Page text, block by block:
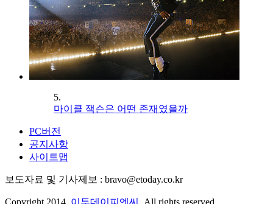
5.
마이클 잭슨은 어떤 존재였을까
PC버전
공지사항
사이트맵
보도자료 및 기사제보 : bravo@etoday.co.kr